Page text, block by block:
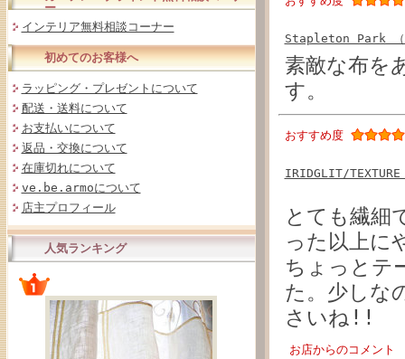
ー
インテリア無料相談コーナー
初めてのお客様へ
ラッピング・プレゼントについて
配送・送料について
お支払いについて
返品・交換について
在庫切れについて
ve.be.armoについて
店主プロフィール
人気ランキング
Stapleton Park （
素敵な布を
す。
おすすめ度
IRIDGLIT/TEXTURE
とても繊細
った以上に
ちょっとテ
た。少しな
さいね!!
お店からのコメント